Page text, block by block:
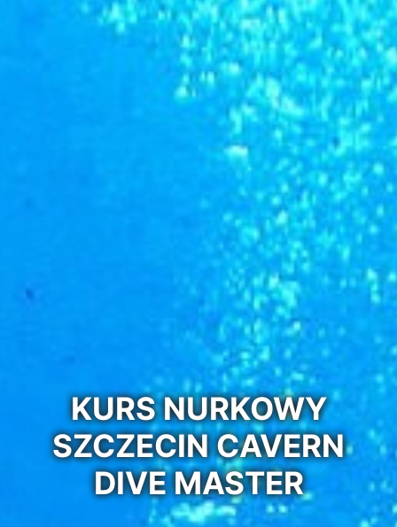
KURS NURKOWY
SZCZECIN CAVERN
DIVE MASTER